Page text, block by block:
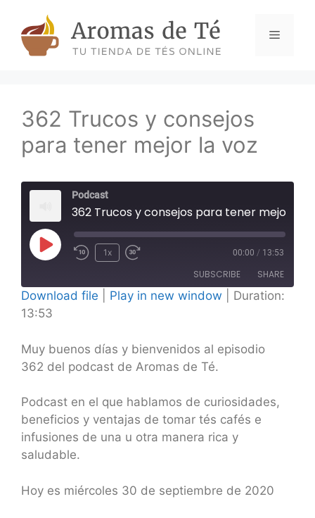
content
Menu
362 Trucos y consejos
para tener mejor la voz
Podcast
Play
1x 00:00 / 13:53
SUBSCRIBE SHARE
SHARE
LINK
Download file Play in new window
Duration:
13:53
Muy buenos días y bienvenidos al episodio
362 del podcast de Aromas de Té.
Podcast en el que hablamos de curiosidades,
beneficios y ventajas de tomar tés cafés e
infusiones de una u otra manera rica y
saludable.
Hoy es miércoles 30 de septiembre de 2020